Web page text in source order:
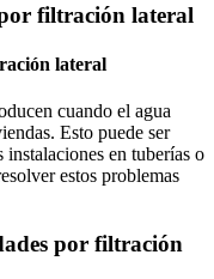
filtración lateral
lateral
cuando el agua
Esto puede ser
instalaciones en tuberías o
estos problemas
por filtración